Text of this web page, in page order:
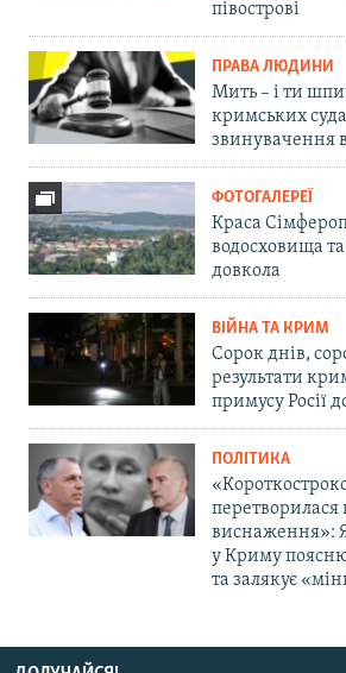
півострові
ПРАВА ЛЮДИНИ
Мить – і ти
кримських
звинувачення
ФОТОГАЛЕРЕЇ
Краса
водосховища
довкола
ВІЙНА ТА КРИМ
Сорок днів,
результати
примусу Росії
ПОЛІТИКА
перетворилася
виснаження»:
у Криму
та залякує